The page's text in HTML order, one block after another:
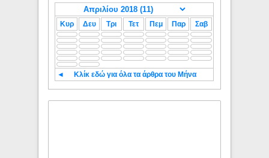
Κυρ Δευ Τρι Τετ Πεμ Παρ Σαβ
◄ Κλίκ εδώ για όλα τα άρθρα του Μήνα